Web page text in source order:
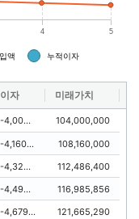
이자 미래가치
-4,000,000 104,000,000
-4,160,000
108,160,000
-4,326,400
112,486,400
-4,499,456
116,985,856
-4,679,435 121,665,290